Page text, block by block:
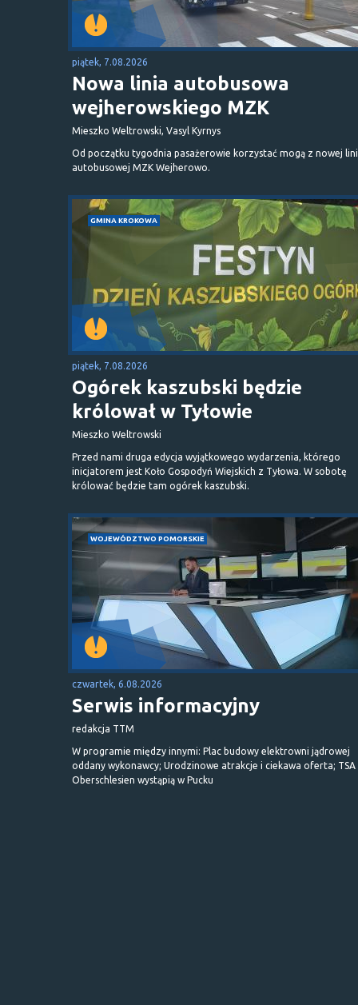
piątek, 7.08.2026
Nowa linia autobusowa
wejherowskiego MZK
Mieszko Weltrowski, Vasyl Kyrnys
Od początku tygodnia pasażerowie korzystać mogą z nowej
autobusowej MZK Wejherowo.
GMINA KROKOWA
piątek, 7.08.2026
Ogórek kaszubski będzie
królował w Tyłowie
Mieszko Weltrowski
Przed nami druga edycja wyjątkowego wydarzenia, którego
inicjatorem jest Koło Gospodyń Wiejskich z Tyłowa. W sobotę
królować będzie tam ogórek kaszubski.
WOJEWÓDZTWO POMORSKIE
czwartek, 6.08.2026
Serwis informacyjny
redakcja TTM
W programie między innymi: Plac budowy elektrowni jądrowej
oddany wykonawcy; Urodzinowe atrakcje i ciekawa oferta; TSA
Oberschlesien wystąpią w Pucku